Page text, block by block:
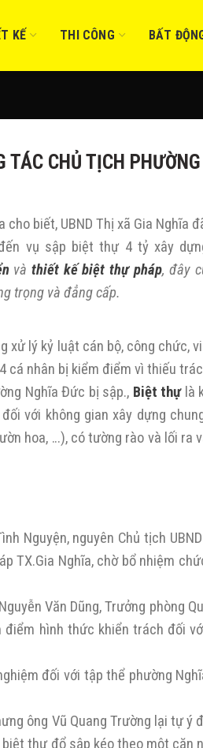
KẾ THI CÔNG BẤT
TÁC CHỦ TỊCH PHƯỜNG
biết, UBND Thị xã Gia Nghĩa
vụ sập biệt thự 4 tỷ xây
và thiết kế biệt thự pháp, đây
trọng và đẳng cấp.
xử lý kỷ luật cán bộ, công chức,
cá nhân bị kiểm điểm vì thiếu
Nghĩa Đức bị sập., Biệt thựlà
với không gian xây dựng
hoa, …), có tường rào và lối ra
Nguyện, nguyên Chủ tịch
TX.Gia Nghĩa, chờ bổ nhiệm
Văn Dũng, Trưởng phòng
hình thức khiển trách đối
đối với tập thể phường
ông Vũ Quang Trường lại tự ý
thự đổ sập kéo theo một căn